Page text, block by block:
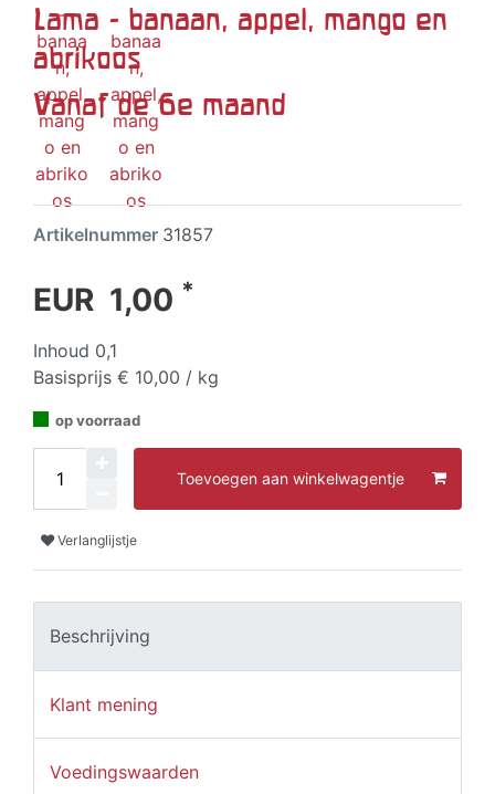
Lama - banaan, appel, mango en
abrikoos
Vanaf de 6e maand
Artikelnummer 31857
EUR 1,00 *
Inhoud 0,1
Basisprijs € 10,00 / kg
op voorraad
Toevoegen aan winkelwagentje
Verlanglijstje
Beschrijving
Klant mening
Voedingswaarden